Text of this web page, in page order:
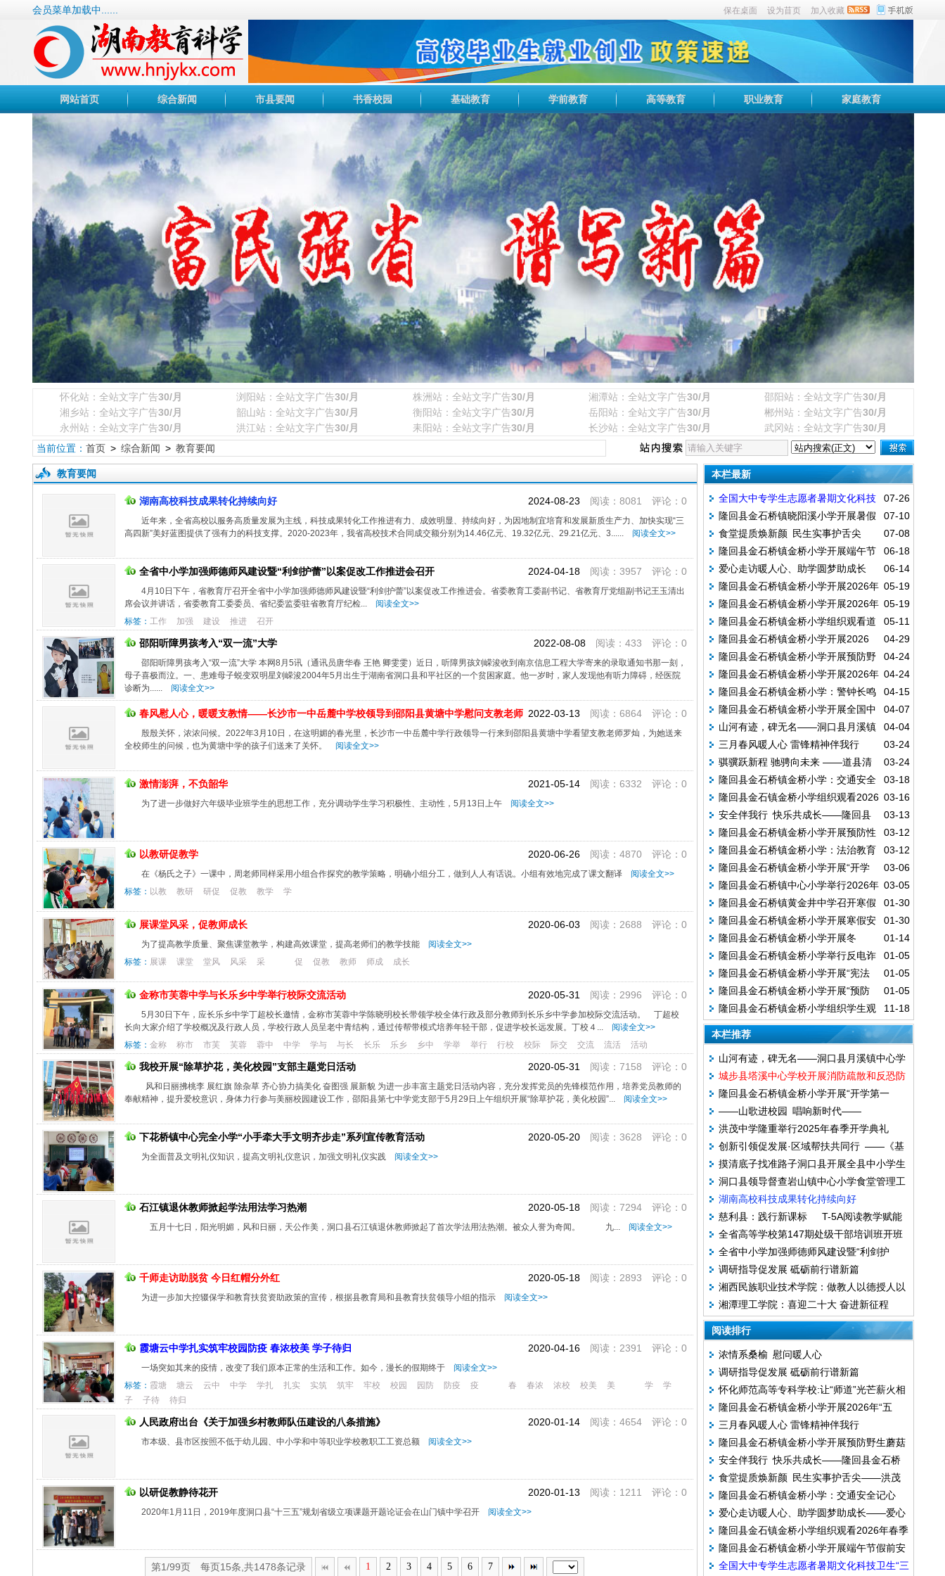
会员菜单加载中...... 保在桌面 设为苜页 加入收藏
网站首页 综合新闻 市县要闻 书香校园 基础教育 学前教育 高等教育 职业教育 家庭教育
怀化站：全站文字广告30/月 浏阳站：全站文字广告30/月 株洲站：全站文字广告30/月 湘潭站：全站文字广告30/月 邵阳站：全站文字广告30/月
湘乡站：全站文字广告30/月 韶山站：全站文字广告30/月 衡阳站：全站文字广告30/月 岳阳站：全站文字广告30/月 郴州站：全站文字广告30/月
永州站：全站文字广告30/月 洪江站：全站文字广告30/月 耒阳站：全站文字广告30/月 长沙站：全站文字广告30/月 武冈站：全站文字广告30/月
当前位置： 首页> 综合新闻 > 教育要闻
教育要闻
2024-08-23 阅读：8081 评论：0
湖南高校科技成果转化持续向好
近年来，全省高校以服务高质量发展为主线，科技成果转化工作推进有力、成效明显、持续向好，为因地制宜培育和发展新质生产力、加快实现“三
高四新”美好蓝图提供了强有力的科技支撑。2020-2023年，我省高校技术合同成交额分别为14.46亿元、19.32亿元、29.21亿元、3......
阅读全文>>
2024-04-18阅读：3957 评论：0
全省中小学加强师德师风建设暨“利剑护蕾”以案促改工作推进会召开
4月10日下午，省教育厅召开全省中小学加强师德师风建设暨“利剑护蕾”以案促改工作推进会。省委教育工委副书记、省教育厅党组副书记王玉清出
席会议并讲话，省委教育工委委员、省纪委监委驻省教育厅纪检...
阅读全文>>
标签： 工作 加强 建设 推进 召开
2022-08-08阅读：433 评论：0
邵阳听障男孩考入“双一流”大学
邵阳听障男孩考入“双一流”大学 本网8月5讯（通讯员唐华春 王艳 卿雯雯）近日，听障男孩刘嵘浚收到南京信息工程大学寄来的录取通知书那一刻，
母子喜极而泣。一、患难母子蜕变双明星刘嵘浚2004年5月出生于湖南省洞口县和平社区的一个贫困家庭。他一岁时，家人发现他有听力障碍，经医院
诊断为......
阅读全文>>
2022-03-13 阅读：6864 评论：0
春风慰人心，暖暖支教情——长沙市一中岳麓中学校领导到邵阳县黄塘中学慰问支教老师
殷殷关怀，浓浓问候。2022年3月10日，在这明媚的春光里，长沙市一中岳麓中学行政领导一行来到邵阳县黄塘中学看望支教老师罗灿，为她送来
全校师生的问候，也为黄塘中学的孩子们送来了关怀。
阅读全文>>
2021-05-14阅读：6332 评论：0
激情澎湃，不负韶华
为了进一步做好六年级毕业班学生的思想工作，充分调动学生学习积极性、主动性，5月13日上午 阅读全文>>
2020-06-26阅读：4870 评论：0
以教研促教学
在《杨氏之子》一课中，周老师同样采用小组合作探究的教学策略，明确小组分工，做到人人有话说。小组有效地完成了课文翻译
阅读全文>>
标签： 以教 教研 研促 促教 教学 学
2020-06-03 阅读：2688 评论：0
展课堂风采，促教师成长
为了提高教学质量、聚焦课堂教学，构建高效课堂，提高老师们的教学技能
阅读全文>>
标签： 展课 课堂 堂风 风采 采 促 促教 教师 师成 成长
2020-05-31 阅读：2996 评论：0
金称市芙蓉中学与长乐乡中学举行校际交流活动
5月30日下午，应长乐乡中学丁超校长邀情，金称市芙蓉中学陈晓明校长带领学校全体行政及部分教师到长乐乡中学参加校际交流活动。 丁超校
长向大家介绍了学校概况及行政人员，学校行政人员呈老中青结构，通过传帮带模式培养年轻干部，促进学校长远发展。丁校４...
阅读全文>>
标签： 金称 称市 市芙 芙蓉 蓉中 中学 学与 与长 长乐 乐乡 乡中 学举 举行 行校 校际 际交 交流 流活 活动
2020-05-31 阅读：7158 评论：0
我校开展“除草护花，美化校园”支部主题党日活动
风和日丽拂桃李 展红旗 除杂草 齐心协力搞美化 奋图强 展新貌 为进一步丰富主题党日活动内容，充分发挥党员的先锋模范作用，培养党员教师的
奉献精神，提升爱校意识，身体力行参与美丽校园建设工作，邵阳县第七中学党支部于5月29日上午组织开展“除草护花，美化校园”...
阅读全文>>
2020-05-20阅读：3628 评论：0
下花桥镇中心完全小学“小手牵大手文明齐步走”系列宣传教育活动
为全面普及文明礼仪知识，提高文明礼仪意识，加强文明礼仪实践 阅读全文>>
2020-05-18阅读：7294 评论：0
石江镇退休教师掀起学法用法学习热潮
五月十七日，阳光明媚，风和日丽，天公作美，洞口县石江镇退休教师掀起了首次学法用法热潮。被众人誉为奇闻。 九... 阅读全文>>
2020-05-18阅读：2893 评论：0
千师走访助脱贫 今日红帽分外红
为进一步加大控辍保学和教育扶贫资助政策的宣传，根据县教育局和县教育扶贫领导小组的指示 阅读全文>>
2020-04-16阅读：2391 评论：0
霞塘云中学扎实筑牢校园防疫 春浓校美 学子待归
一场突如其来的疫情，改变了我们原本正常的生活和工作。如今，漫长的假期终于
阅读全文>>
标签： 霞塘 塘云 云中 中学 学扎 扎实 实筑 筑牢 牢校 校园 园防 防疫 疫 春 春浓 浓校 校美 美 学
学
子
子待 待归
2020-01-14阅读：4654 评论：0
人民政府出台《关于加强乡村教师队伍建设的八条措施》
市本级、县市区按照不低于幼儿园、中小学和中等职业学校教职工工资总额 阅读全文>>
2020-01-13 阅读：1211 评论：0
以研促教静待花开
2020年1月11日，2019年度洞口县“十三五”规划省级立项课题开题论证会在山门镇中学召开 阅读全文>>
第1/99页 每页15条,共1478条记录 1 2 3 4 5 6 7
本栏最新
07-26
全国大中专学生志愿者暑期文化科技
卫生“三下乡”社会实践活动
07-10
隆回县金石桥镇晓阳溪小学开展暑假
前全员安全教育活动
07-08
食堂提质焕新颜 民生实事护舌尖
——洪茂中学完成食堂设备升级改造
06-18
隆回县金石桥镇金桥小学开展端午节
假前安全教育主题活动
06-14
爱心走访暖人心、助学圆梦助成长
——爱心人士走访困难受助学生家庭 05-19
隆回县金石桥镇金桥小学开展2026年
上学期禁毒主题班会活动
05-19
隆回县金石桥镇金桥小学开展2026年
上学期防溺水主题班会活动
05-11
隆回县金石桥镇金桥小学组织观看道
路交通安全警示片-莫拿生命去尝试
04-29
隆回县金石桥镇金桥小学开展2026
年“五一”劳动节假期前安全教育活动
04-24
隆回县金石桥镇金桥小学开展预防野
生蘑菇中毒安全教育主题班会
04-24
隆回县金石桥镇金桥小学开展2026年
学生资助政策宣传主题班会活动
04-15
隆回县金石桥镇金桥小学：警钟长鸣
防溺水 守护平安伴成长
04-07
隆回县金石桥镇金桥小学开展全国中
小学生安全教育周主题班会
04-04
山河有迹，碑无名——洞口县月溪镇
中心学校举行清明祭英烈活动
03-24
三月春风暖人心 雷锋精神伴我行
03-24
骐骥跃新程 驰骋向未来 ——道县清
塘镇中心小学举行2026年春季开学典礼03-18
隆回县金石桥镇金桥小学：交通安全
记心间 平安护航伴成长
03-16
隆回县金石镇金桥小学组织观看2026
年春季全国中小学消防安全公开课
03-13
安全伴我行 快乐共成长——隆回县
金石桥镇金桥小学开展 2026 年春季“开学
第一课”安全教育主题活动
03-12
隆回县金石桥镇金桥小学开展预防性
侵害主题活动
03-12
隆回县金石桥镇金桥小学：法治教育
进校园 携手共护助成长
03-06
隆回县金石桥镇金桥小学开展“开学
第一课”安全教育主题活动
03-05
隆回县金石桥镇中心小学举行2026年
春季开学典礼暨安全教育会
01-30
隆回县金石桥镇黄金井中学召开寒假
安全教育大会
01-30
隆回县金石桥镇金桥小学开展寒假安
全教育主题班会活动
01-14
隆回县金石桥镇金桥小学开展冬
季“预防传染病”主题班会活动
01-05
隆回县金石桥镇金桥小学举行反电诈
手抄报比赛
01-05
隆回县金石桥镇金桥小学开展“宪法
伴我行”主题班会活动
01-05
隆回县金石桥镇金桥小学开展“预防
一氧化碳中毒安全教育”活动
11-18
隆回县金石桥镇金桥小学组织学生观
看道路交通安全警示片
本栏推荐
山河有迹，碑无名——洞口县月溪镇中心学
校举行清明祭英烈活动
城步县塔溪中心学校开展消防疏散和反恐防
暴综合演练
隆回县金石桥镇金桥小学开展“开学第一
课”安全教育主题班会活动
——山歌进校园 唱响新时代——
洪茂中学隆重举行2025年春季开学典礼
——安全教育与奋进精神点亮新学期
创新引领促发展·区域帮扶共同行 ——《基
于核心素养导向农村中小学生课堂教学改革
的实践研究》成果推广活动举行
摸清底子找准路子洞口县开展全县中小学生
安全问题调查研究
洞口县领导督查岩山镇中心小学食堂管理工
作
湖南高校科技成果转化持续向好
慈利县：践行新课标 T-5A阅读教学赋能
新课堂
全省高等学校第147期处级干部培训班开班
全省中小学加强师德师风建设暨“利剑护
蕾”以案促改工作推进会召开
调研指导促发展 砥砺前行谱新篇
湘西民族职业技术学院：做教人以德授人以
术理实合一的教师
湘潭理工学院：喜迎二十大 奋进新征程
阅读排行
浓情系桑榆 慰问暖人心
调研指导促发展 砥砺前行谱新篇
怀化师范高等专科学校:让“师道”光芒薪火相
传
隆回县金石桥镇金桥小学开展2026年“五
一”劳动节假期前安全教育活动
三月春风暖人心 雷锋精神伴我行
隆回县金石桥镇金桥小学开展预防野生蘑菇
中毒安全教育主题班会
安全伴我行 快乐共成长——隆回县金石桥
镇金桥小学开展 2026 年春季“开学第一
课”安全教育主题活动
食堂提质焕新颜 民生实事护舌尖——洪茂
中学完成食堂设备升级改造
隆回县金石桥镇金桥小学：交通安全记心
间 平安护航伴成长
爱心走访暖人心、助学圆梦助成长——爱心
人士走访困难受助学生家庭
隆回县金石镇金桥小学组织观看2026年春季
全国中小学消防安全公开课
隆回县金石桥镇金桥小学开展端午节假前安
全教育主题活动
全国大中专学生志愿者暑期文化科技卫生“三